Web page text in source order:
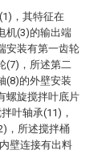
，其特征在
机(3)的输出端
安装有第一齿轮
(7)，所述第二
(8)的外壁安装
螺旋搅拌叶底片
叶轴承(11)，
，所述搅拌桶
壁连接有出料